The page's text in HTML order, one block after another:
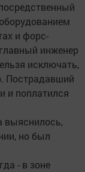
и форс-
инженер
исключать,
Пострадавший
и поплатился
выяснилось,
но был
- в зоне